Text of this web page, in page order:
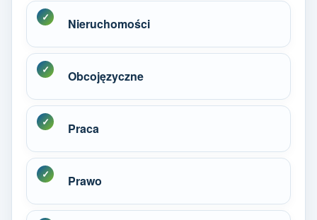
Nieruchomości
Obcojęzyczne
Praca
Prawo